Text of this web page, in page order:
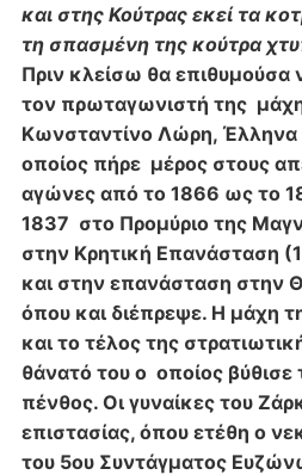
και στης Κούτρας εκεί τα
τη σπασμένη της κούτρα
Πριν κλείσω θα επιθυμούσα
τον πρωταγωνιστή της
Κωνσταντίνο Λώρη, Έλληνα
οποίος πήρε μέρος στους
αγώνες από το 1866 ως το
1837 στο Προμύριο της
στην Κρητική Επανάσταση
και στην επανάσταση στην
όπου και διέπρεψε. Η μάχη
και το τέλος της
θάνατό του ο οποίος
πένθος. Οι γυναίκες του
επιστασίας, όπου ετέθη ο
του 5ου Συντάγματος